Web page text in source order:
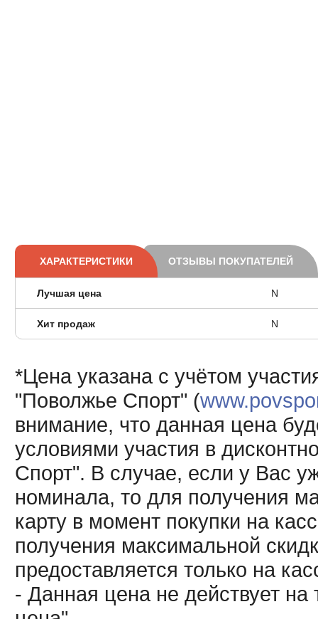
ХАРАКТЕРИСТИКИ ОТЗЫВЫ ПОКУПАТЕЛЕЙ
Лучшая цена N
Хит продаж N
*Цена указана с учётом
"Поволжье Спорт" (
внимание, что данная цена
условиями участия в
Спорт". В случае, если у Вас
номинала, то для получения
карту в момент покупки на
получения максимальной
предоставляется только на
- Данная цена не действует